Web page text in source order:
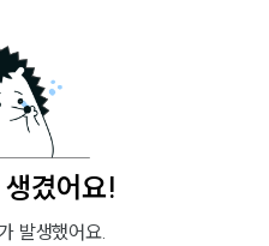
겼어요!
발생했어요.